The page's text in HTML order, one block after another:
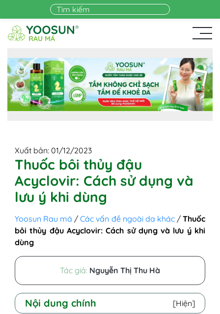
Skip to main content
Xuất bản: 01/12/2023
Thuốc bôi thủy đậu
Acyclovir: Cách sử dụng và
lưu ý khi dùng
Yoosun Rau má /Các vấn đề ngoài da khác/Thuốc
bôi thủy đậu Acyclovir: Cách sử dụng và lưu ý khi
dùng
Tác giả: Nguyễn Thị Thu Hà
Nội dung chính [Hiện]